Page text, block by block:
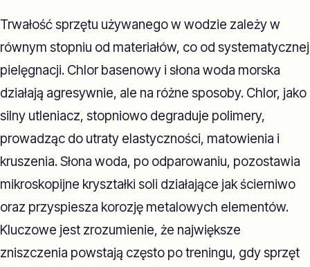
Trwałość sprzętu używanego w wodzie zależy w
równym stopniu od materiałów, co od systematycznej
pielęgnacji. Chlor basenowy i słona woda morska
działają agresywnie, ale na różne sposoby. Chlor, jako
silny utleniacz, stopniowo degraduje polimery,
prowadząc do utraty elastyczności, matowienia i
kruszenia. Słona woda, po odparowaniu, pozostawia
mikroskopijne kryształki soli działające jak ścierniwo
oraz przyspiesza korozję metalowych elementów.
Kluczowe jest zrozumienie, że największe
zniszczenia powstają często po treningu, gdy sprzęt